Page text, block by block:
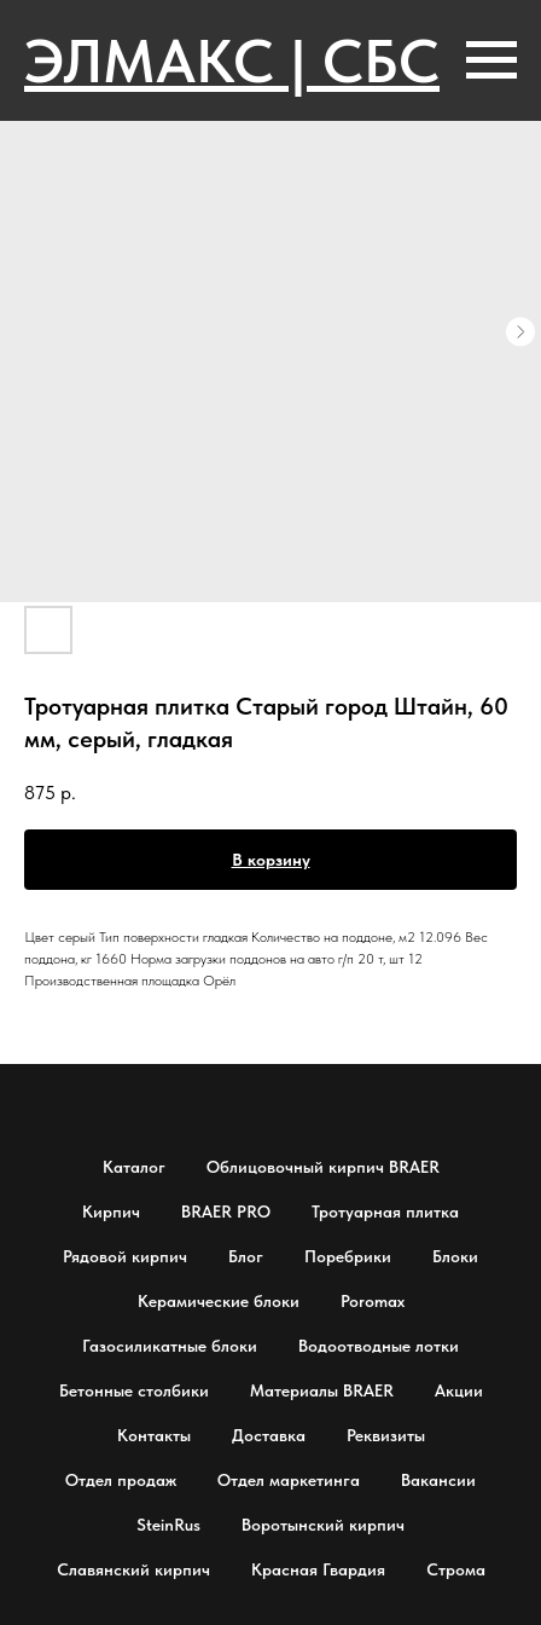
ЭЛМАКС | СБС
Тротуарная плитка Старый город Штайн, 60
мм, серый, гладкая
875 р.
В корзину
Цвет серый Тип поверхности гладкая Количество на поддоне, м2 12.096 Вес
поддона, кг 1660 Норма загрузки поддонов на авто г/п 20 т, шт 12
Производственная площадка Орёл
Каталог Облицовочный кирпич BRAER
Кирпич BRAER PRO Тротуарная плитка
Рядовой кирпич Блог Поребрики Блоки
Керамические блоки Poromax
Газосиликатные блоки Водоотводные лотки
Бетонные столбики Материалы BRAER Акции
Контакты Доставка Реквизиты
Отдел продаж Отдел маркетинга Вакансии
SteinRus Воротынский кирпич
Славянский кирпич Красная Гвардия Строма